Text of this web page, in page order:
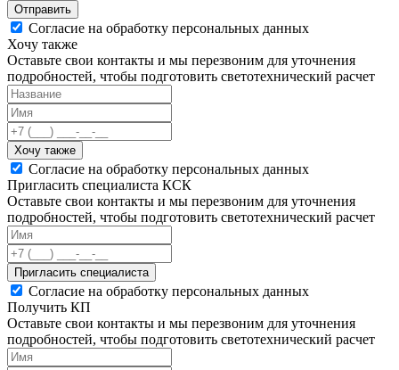
Отправить
Согласие на обработку персональных данных
Хочу также
Оставьте свои контакты и мы перезвоним для уточнения
подробностей, чтобы подготовить светотехнический расчет
Хочу также
Согласие на обработку персональных данных
Пригласить специалиста КСК
Оставьте свои контакты и мы перезвоним для уточнения
подробностей, чтобы подготовить светотехнический расчет
Пригласить специалиста
Согласие на обработку персональных данных
Получить КП
Оставьте свои контакты и мы перезвоним для уточнения
подробностей, чтобы подготовить светотехнический расчет